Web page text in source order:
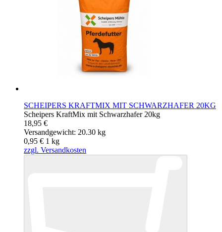
SCHEIPERS KRAFTMIX MIT SCHWARZHAFER 20KG
Scheipers KraftMix mit Schwarzhafer 20kg
18,95 €
Versandgewicht: 20.30 kg
0,95 € 1 kg
zzgl. Versandkosten